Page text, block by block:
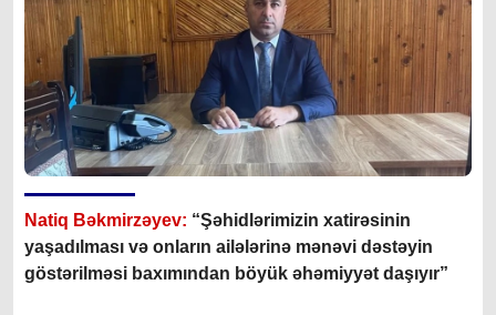
Natiq Bəkmirzəyev: “Şəhidlərimizin xatirəsinin
yaşadılması və onların ailələrinə mənəvi dəstəyin
göstərilməsi baxımından böyük əhəmiyyət daşıyır”